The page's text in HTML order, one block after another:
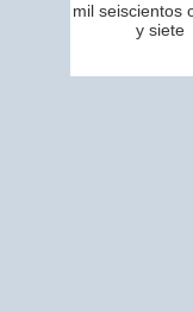
mil seiscientos
y siete